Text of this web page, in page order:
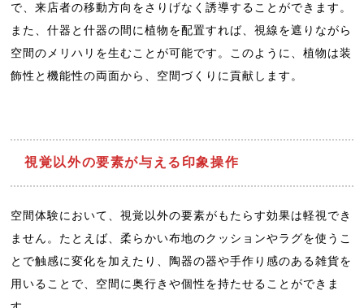
で、来店者の移動方向をさりげなく誘導することができます。
また、什器と什器の間に植物を配置すれば、視線を遮りながら
空間のメリハリを生むことが可能です。このように、植物は装
飾性と機能性の両面から、空間づくりに貢献します。
視覚以外の要素が与える印象操作
空間体験において、視覚以外の要素がもたらす効果は軽視でき
ません。たとえば、柔らかい布地のクッションやラグを使うこ
とで触感に変化を加えたり、陶器の器や手作り感のある雑貨を
用いることで、空間に奥行きや個性を持たせることができま